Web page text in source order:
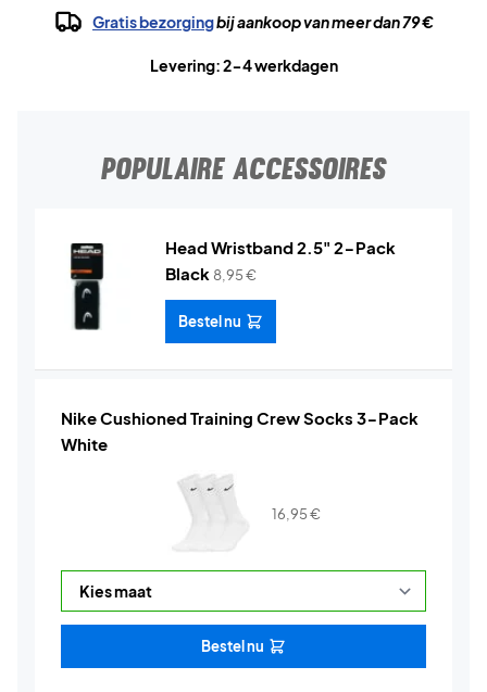
Gratis bezorgingbij aankoop van meer dan 79 €
Levering: 2-4 werkdagen
POPULAIRE ACCESSOIRES
Head Wristband 2.5" 2-Pack
Black 8,95€
Bestel nu
Nike Cushioned Training Crew Socks 3-Pack
White
16,95€
Bestel nu